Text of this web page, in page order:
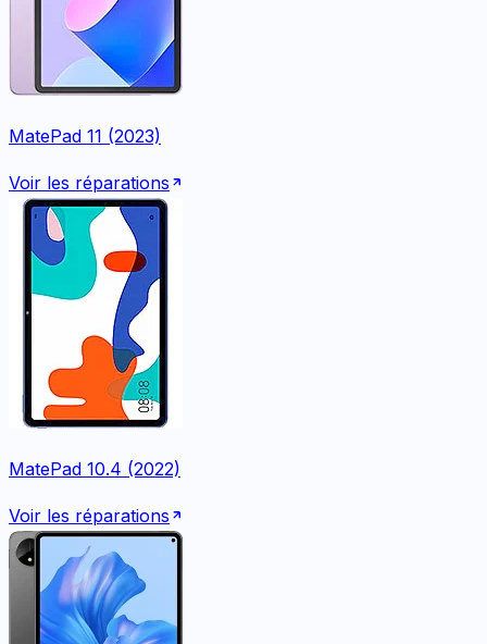
MatePad 11 (2023)
Voir les réparations
MatePad 10.4 (2022)
Voir les réparations